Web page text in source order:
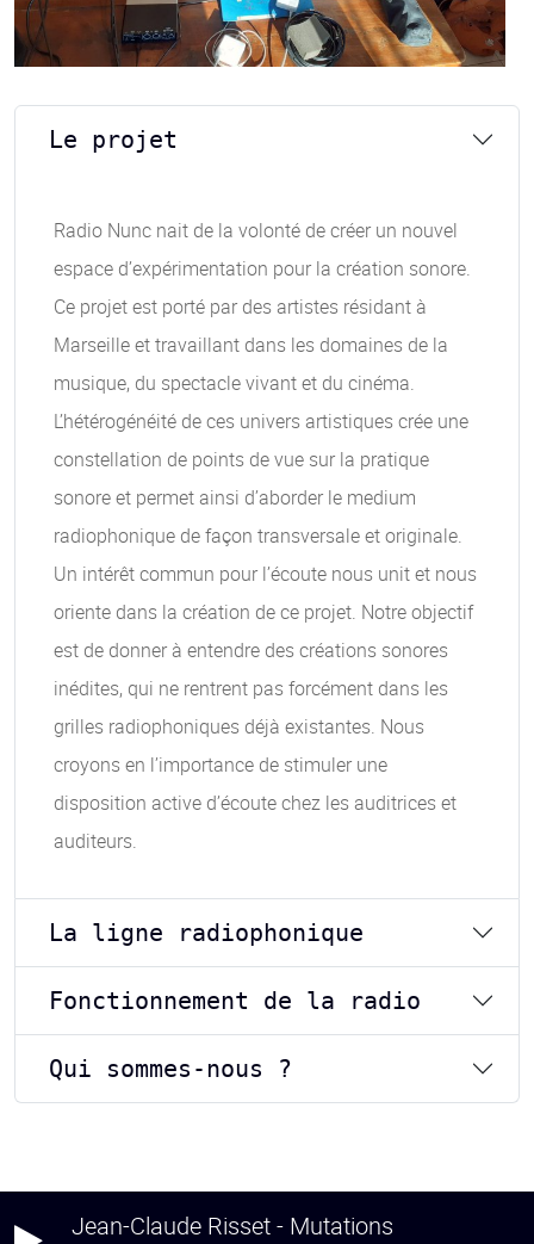
Le projet
Radio Nunc nait de la volonté de créer un nouvel
espace d’expérimentation pour la création sonore.
Ce projet est porté par des artistes résidant à
Marseille et travaillant dans les domaines de la
musique, du spectacle vivant et du cinéma.
L’hétérogénéité de ces univers artistiques crée une
constellation de points de vue sur la pratique
sonore et permet ainsi d’aborder le medium
radiophonique de façon transversale et originale.
Un intérêt commun pour l’écoute nous unit et nous
oriente dans la création de ce projet. Notre objectif
est de donner à entendre des créations sonores
inédites, qui ne rentrent pas forcément dans les
grilles radiophoniques déjà existantes. Nous
croyons en l’importance de stimuler une
disposition active d’écoute chez les auditrices et
auditeurs.
La ligne radiophonique
Fonctionnement de la radio
Qui sommes-nous ?
Jean-Claude Risset - Mutations